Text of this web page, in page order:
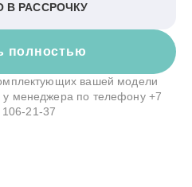
полностью
В РАССРОЧКУ
вашей модели
у менеджера по телефону +7
21-37